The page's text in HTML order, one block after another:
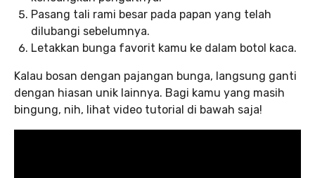
Pasang tali rami besar pada papan yang telah
dilubangi sebelumnya.
Letakkan bunga favorit kamu ke dalam botol kaca.
Kalau bosan dengan pajangan bunga, langsung ganti
dengan hiasan unik lainnya. Bagi kamu yang masih
bingung, nih, lihat video tutorial di bawah saja!